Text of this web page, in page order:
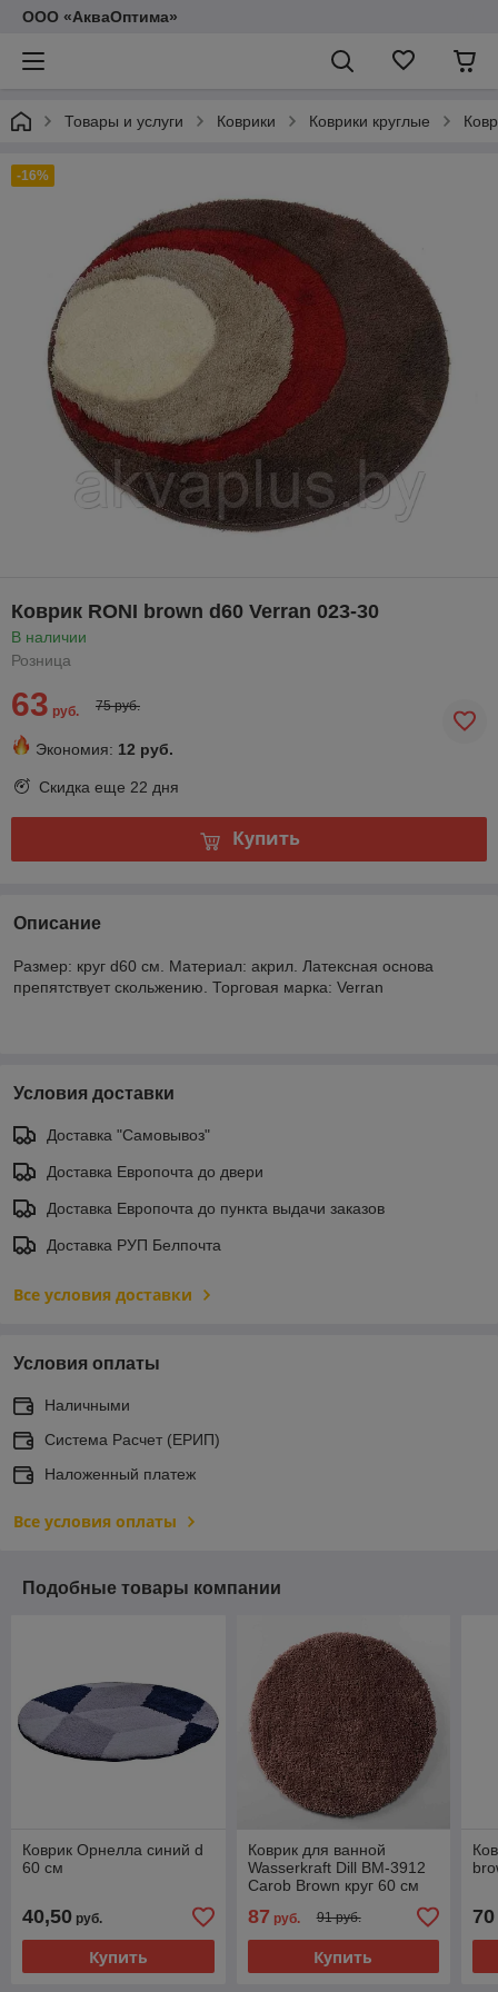
ООО «АкваОптима»
Товары и услуги Коврики Коврики круглые
-16%
Коврик RONI brown d60 Verran 023-30
В наличии
Розница
63 руб. 75 руб.
Экономия: 12 руб.
Скидка еще 22 дня
Купить
Описание
Размер: круг d60 см. Материал: акрил. Латексная основа
препятствует скольжению. Торговая марка: Verran
Условия доставки
Доставка "Самовывоз"
Доставка Европочта до двери
Доставка Европочта до пункта выдачи заказов
Доставка РУП Белпочта
Все условия доставки
Условия оплаты
Наличными
Система Расчет (ЕРИП)
Наложенный платеж
Все условия оплаты
Подобные товары компании
Коврик Орнелла синий d
60 см
40,50 руб.
Купить
Коврик для ванной
Wasserkraft Dill BM-3912
Carob Brown круг 60 см
87 руб. 91 руб.
Купить
70